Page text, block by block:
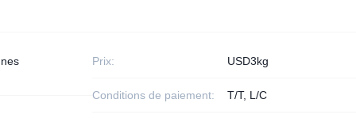
Prix: USD3kg
Conditions de paiement: T/T, L/C